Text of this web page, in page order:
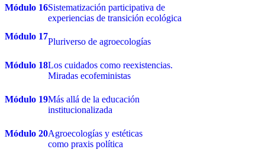
Módulo 16Sistematización participativa de
experiencias de transición ecológica
Módulo 17
Pluriverso de agroecologías
Módulo 18Los cuidados como reexistencias.
Miradas ecofeministas
Módulo 19Más allá de la educación
institucionalizada
Módulo 20Agroecologías y estéticas
como praxis política